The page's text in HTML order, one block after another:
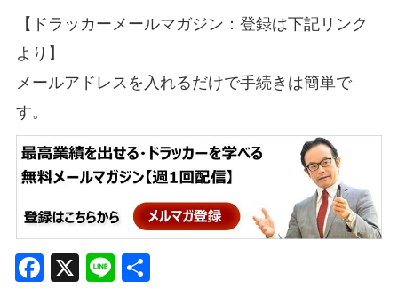
【ドラッカーメールマガジン：登録は下記リンク
より】
メールアドレスを入れるだけで手続きは簡単で
す。
Facebook
X Line